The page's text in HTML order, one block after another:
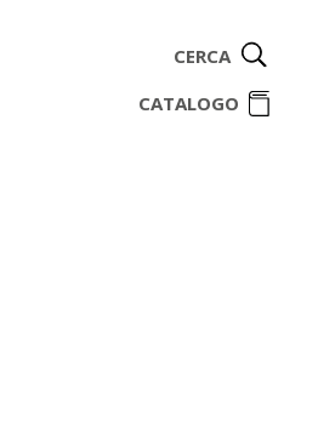
CATALOGO
CERCA